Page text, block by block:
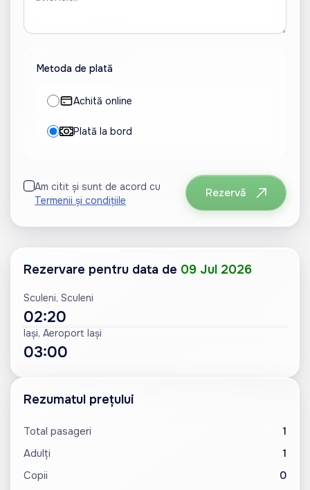
Metoda de plată
Achită online
Plată la bord
Am citit și sunt de acord cu
Termenii și condițiile
Rezervă
Rezervare pentru data de 09 Jul 2026
Sculeni, Sculeni
02:20
Iași, Aeroport Iași
03:00
Rezumatul prețului
Total pasageri
1
Adulți
1
Copii
0